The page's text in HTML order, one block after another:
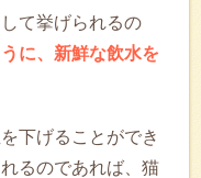
て挙げられるの
に、新鮮な飲水を
下げることができ
るのであれば、猫